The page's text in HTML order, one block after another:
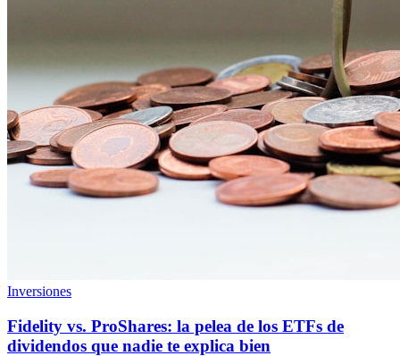
Inversiones
Fidelity vs. ProShares: la pelea de los ETFs de
dividendos que nadie te explica bien